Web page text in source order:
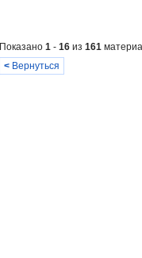
Показано 1 - 16 из 161
< Вернуться